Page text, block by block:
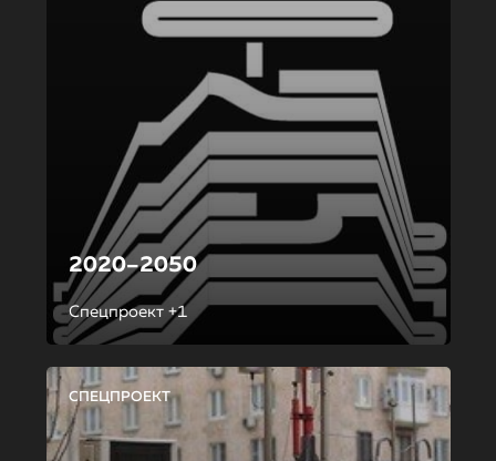
2020–2050
Спецпроект +1
СПЕЦПРОЕКТ